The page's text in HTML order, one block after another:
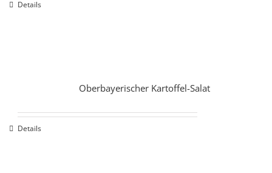
Details
Oberbayerischer Kartoffel-Salat
Details